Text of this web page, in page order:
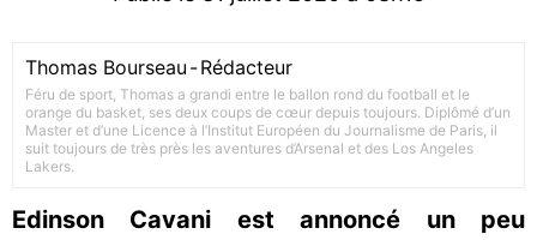
Thomas Bourseau -Rédacteur
Féru de sport, Thomas a grandi entre le ballon rond du football et le
orange du basket, ses deux coups de cœur depuis toujours. Diplômé d’un
Master et d’une Licence à l’Institut Européen du Journalisme de Paris, il
suit toujours de très près les aventures d’Arsenal et des Los Angeles
Lakers.
Edinson Cavani est annoncé un peu